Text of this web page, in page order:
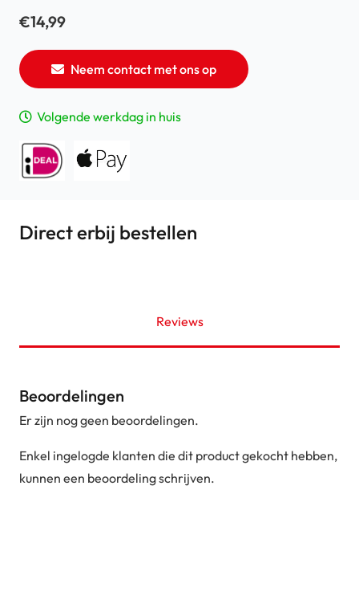
€14,99
Neem contact met ons op
Volgende werkdag in huis
Direct erbij bestellen
Reviews
Beoordelingen
Er zijn nog geen beoordelingen.
Enkel ingelogde klanten die dit product gekocht hebben,
kunnen een beoordeling schrijven.